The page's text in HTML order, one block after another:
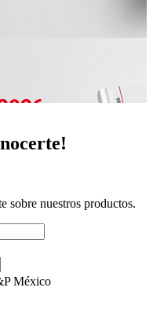
sobre nuestros productos.
México